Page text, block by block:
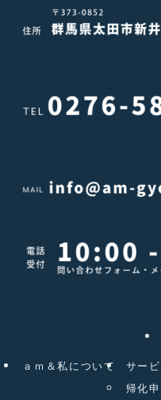
ａｍ＆私について
サー
帰化